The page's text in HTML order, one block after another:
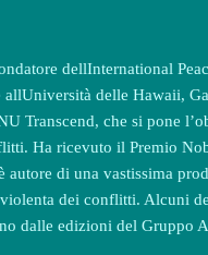
dellInternational
allUniversità delle Hawaii,
Transcend, che si pone
Ha ricevuto il Premio
autore di una vastissima
dei conflitti. Alcuni
dalle edizioni del Gruppo